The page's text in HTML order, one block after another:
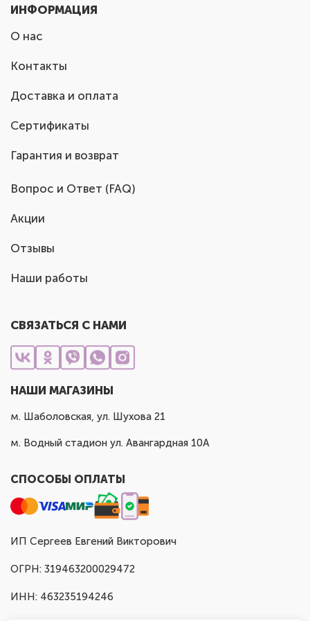
ИНФОРМАЦИЯ
О нас
Контакты
Доставка и оплата
Сертификаты
Гарантия и возврат
Вопрос и Ответ (FAQ)
Акции
Отзывы
Наши работы
СВЯЗАТЬСЯ С НАМИ
НАШИ МАГАЗИНЫ
м. Шаболовская, ул. Шухова 21
м. Водный стадион ул. Авангардная 10А
СПОСОБЫ ОПЛАТЫ
ИП Сергеев Евгений Викторович
ОГРН: 319463200029472
ИНН: 463235194246